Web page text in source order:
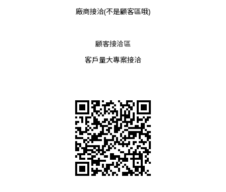
廠商接洽(不是顧客區哦)
顧客接洽區
客戶量大專案接洽